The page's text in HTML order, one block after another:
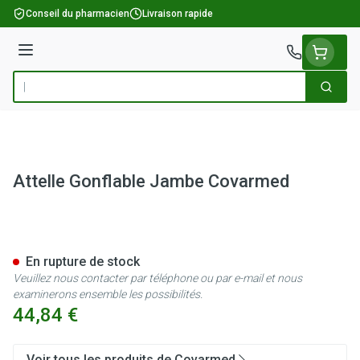
Aller au contenu
Conseil du pharmacien Livraison rapide
Menu
Rechercher
Attelle Gonflable Jambe Covarmed
44,84 €
En rupture de stock
Veuillez nous contacter par téléphone ou par e-mail et nous
examinerons ensemble les possibilités.